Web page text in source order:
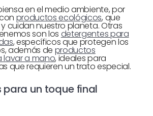
en el medio ambiente, por
productos ecológicos, que
cuidan nuestro planeta. Otras
son los detergentes para
, específicos que protegen los
además de productos
lavar a mano, ideales para
que requieren un trato especial.
para un toque final